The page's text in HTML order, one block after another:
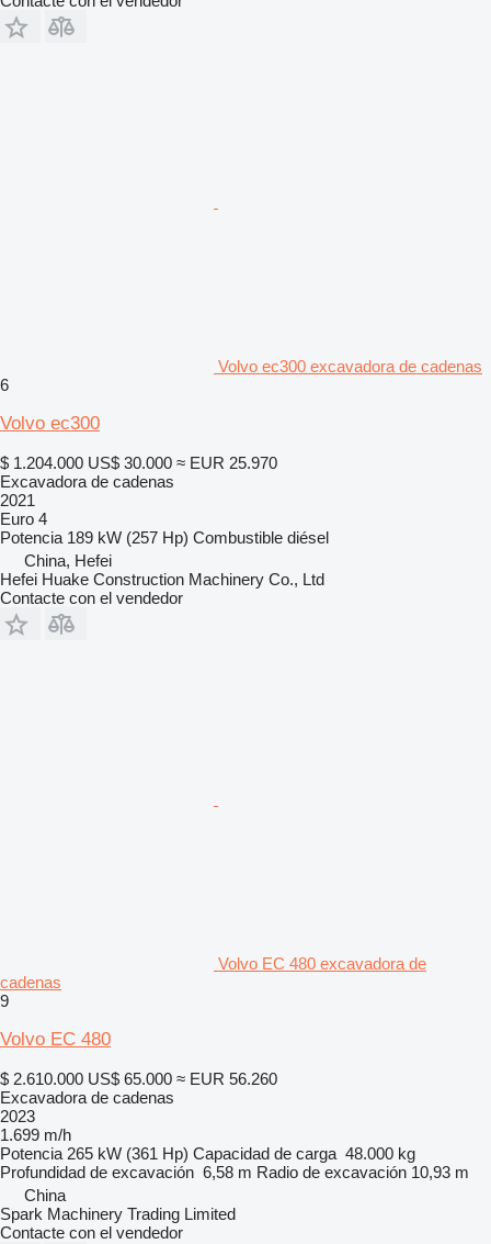
Volvo ec300 excavadora de cadenas
6
Volvo ec300
$ 1.204.000 US$ 30.000 ≈ EUR 25.970
Excavadora de cadenas
2021
Euro 4
Potencia 189 kW (257 Hp) Combustible diésel
China, Hefei
Hefei Huake Construction Machinery Co., Ltd
Contacte con el vendedor
Volvo EC 480 excavadora de
cadenas
9
Volvo EC 480
$ 2.610.000 US$ 65.000 ≈ EUR 56.260
Excavadora de cadenas
2023
1.699 m/h
Potencia 265 kW (361 Hp) Capacidad de carga 48.000 kg
Profundidad de excavación 6,58 m Radio de excavación 10,93 m
China
Spark Machinery Trading Limited
Contacte con el vendedor